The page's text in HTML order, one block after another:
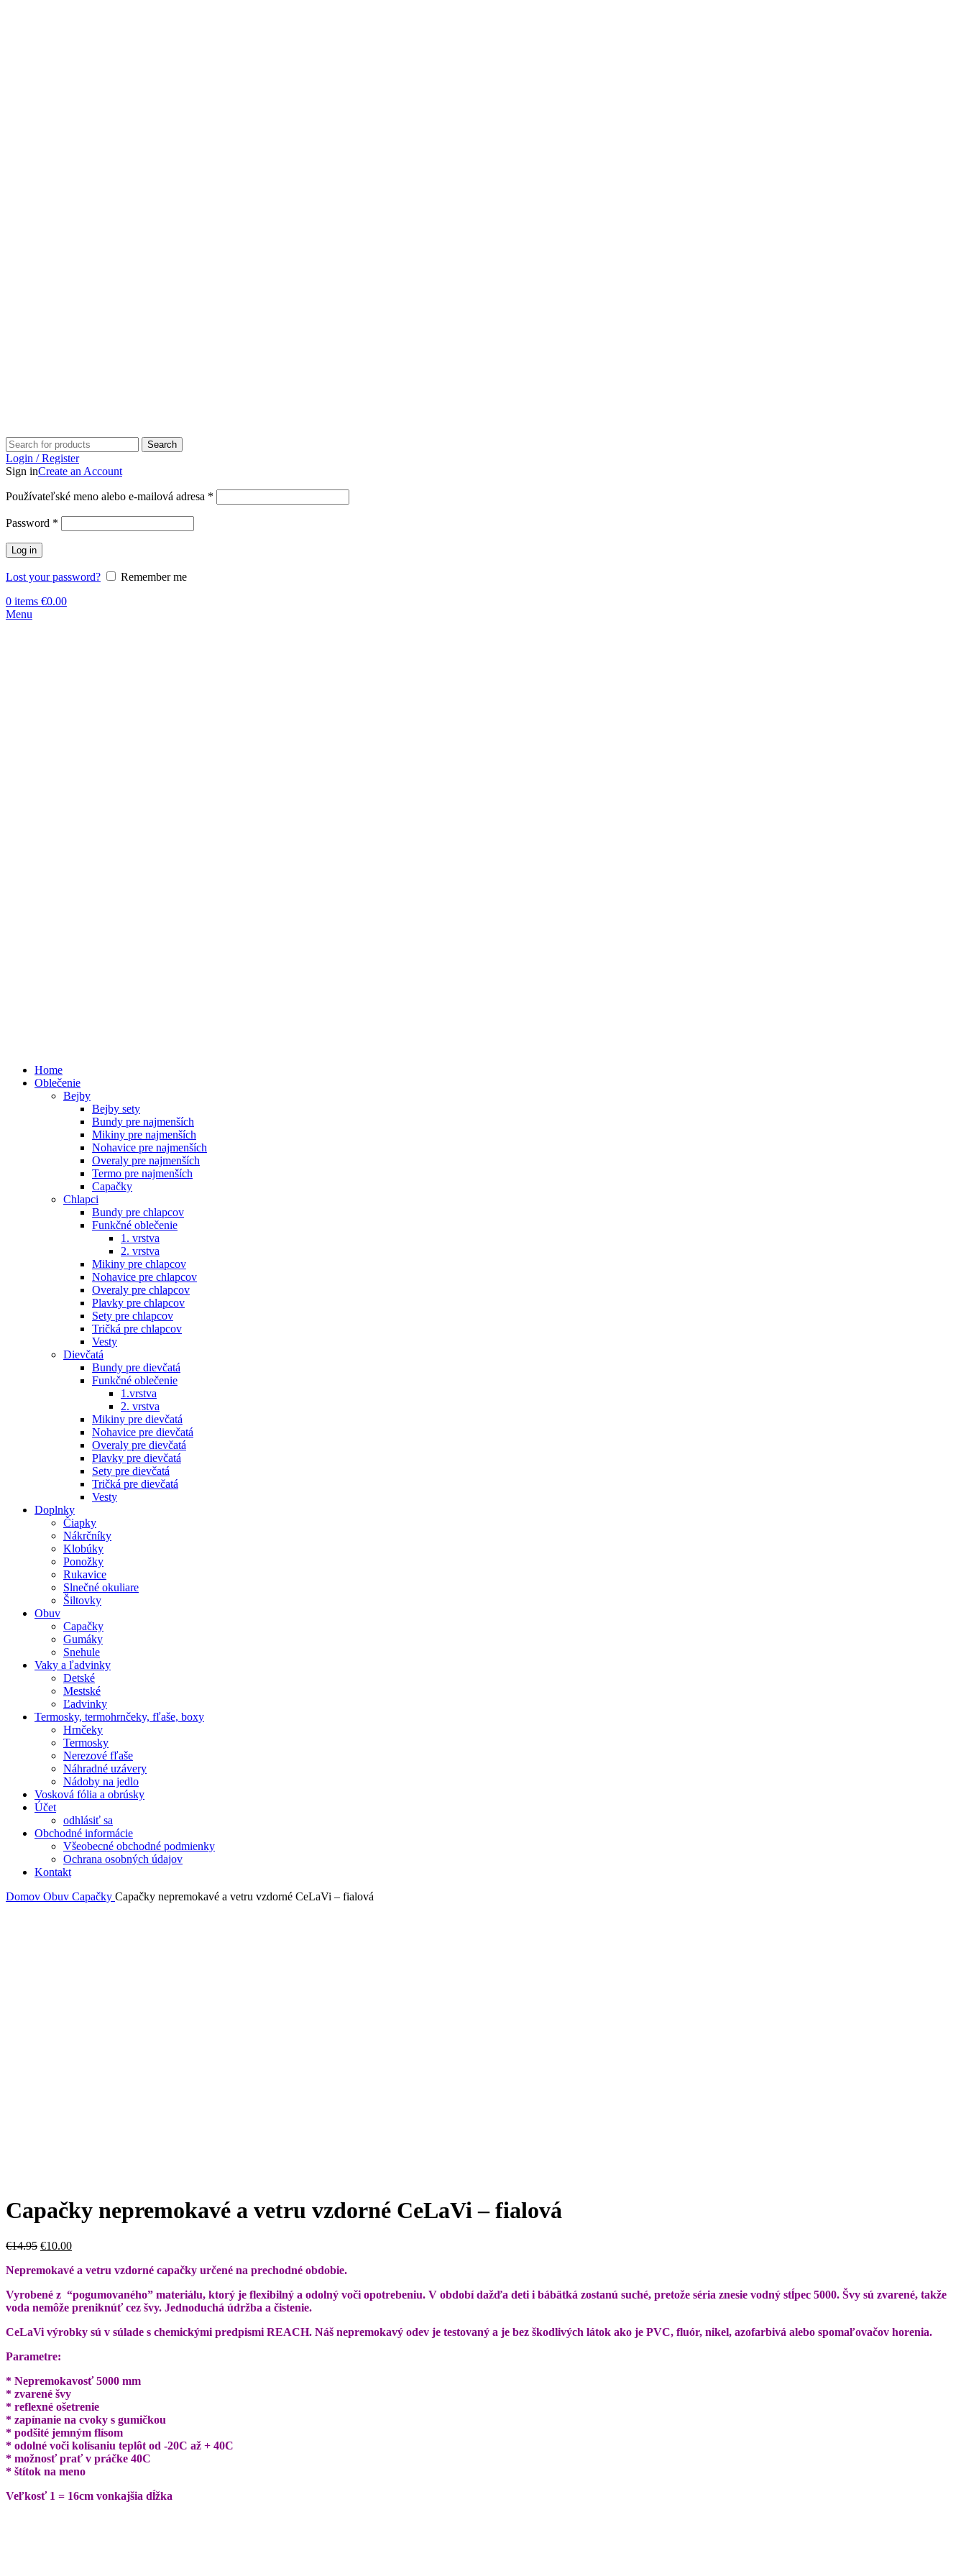
Search
Login / Register
Sign inCreate an Account
Používateľské meno alebo e-mailová adresa *
Password *
Log in
Lost your password?
Remember me
0 items €0.00
Menu
Home
Oblečenie
Bejby
Bejby sety
Bundy pre najmenších
Mikiny pre najmenších
Nohavice pre najmenších
Overaly pre najmenších
Termo pre najmenších
Capačky
Chlapci
Bundy pre chlapcov
Funkčné oblečenie
1. vrstva
2. vrstva
Mikiny pre chlapcov
Nohavice pre chlapcov
Overaly pre chlapcov
Plavky pre chlapcov
Sety pre chlapcov
Tričká pre chlapcov
Vesty
Dievčatá
Bundy pre dievčatá
Funkčné oblečenie
1.vrstva
2. vrstva
Mikiny pre dievčatá
Nohavice pre dievčatá
Overaly pre dievčatá
Plavky pre dievčatá
Sety pre dievčatá
Tričká pre dievčatá
Vesty
Doplnky
Čiapky
Nákrčníky
Klobúky
Ponožky
Rukavice
Slnečné okuliare
Šiltovky
Obuv
Capačky
Gumáky
Snehule
Vaky a ľadvinky
Detské
Mestské
Ľadvinky
Termosky, termohrnčeky, fľaše, boxy
Hrnčeky
Termosky
Nerezové fľaše
Náhradné uzávery
Nádoby na jedlo
Vosková fólia a obrúsky
Účet
odhlásiť sa
Obchodné informácie
Všeobecné obchodné podmienky
Ochrana osobných údajov
Kontakt
Domov Obuv Capačky Capačky nepremokavé a vetru vzdorné CeLaVi – fialová
Capačky nepremokavé a vetru vzdorné CeLaVi – fialová
€14.95 €10.00
Nepremokavé a vetru vzdorné capačky určené na prechodné obdobie.
Vyrobené z “pogumovaného” materiálu, ktorý je flexibilný a odolný voči opotrebeniu. V období dažďa deti i bábätká zostanú suché, pretože séria znesie vodný stĺpec 5000. Švy sú zvarené, takže
voda nemôže preniknúť cez švy. Jednoduchá údržba a čistenie.
CeLaVi výrobky sú v súlade s chemickými predpismi REACH. Náš nepremokavý odev je testovaný a je bez škodlivých látok ako je PVC, fluór, nikel, azofarbivá alebo spomaľovačov horenia.
Parametre:
* Nepremokavosť 5000 mm
* zvarené švy
* reflexné ošetrenie
* zapínanie na cvoky s gumičkou
* podšité jemným flísom
* odolné voči kolísaniu teplôt od -20C až + 40C
* možnosť prať v práčke 40C
* štítok na meno
Veľkosť 1 = 16cm vonkajšia dĺžka